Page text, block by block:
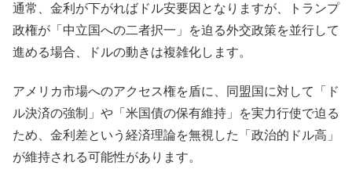
通常、金利が下がればドル安要因となりますが、トランプ
政権が「中立国への二者択一」を迫る外交政策を並行して
進める場合、ドルの動きは複雑化します。
アメリカ市場へのアクセス権を盾に、同盟国に対して「ド
ル決済の強制」や「米国債の保有維持」を実力行使で迫る
ため、金利差という経済理論を無視した「政治的ドル高」
が維持される可能性があります。